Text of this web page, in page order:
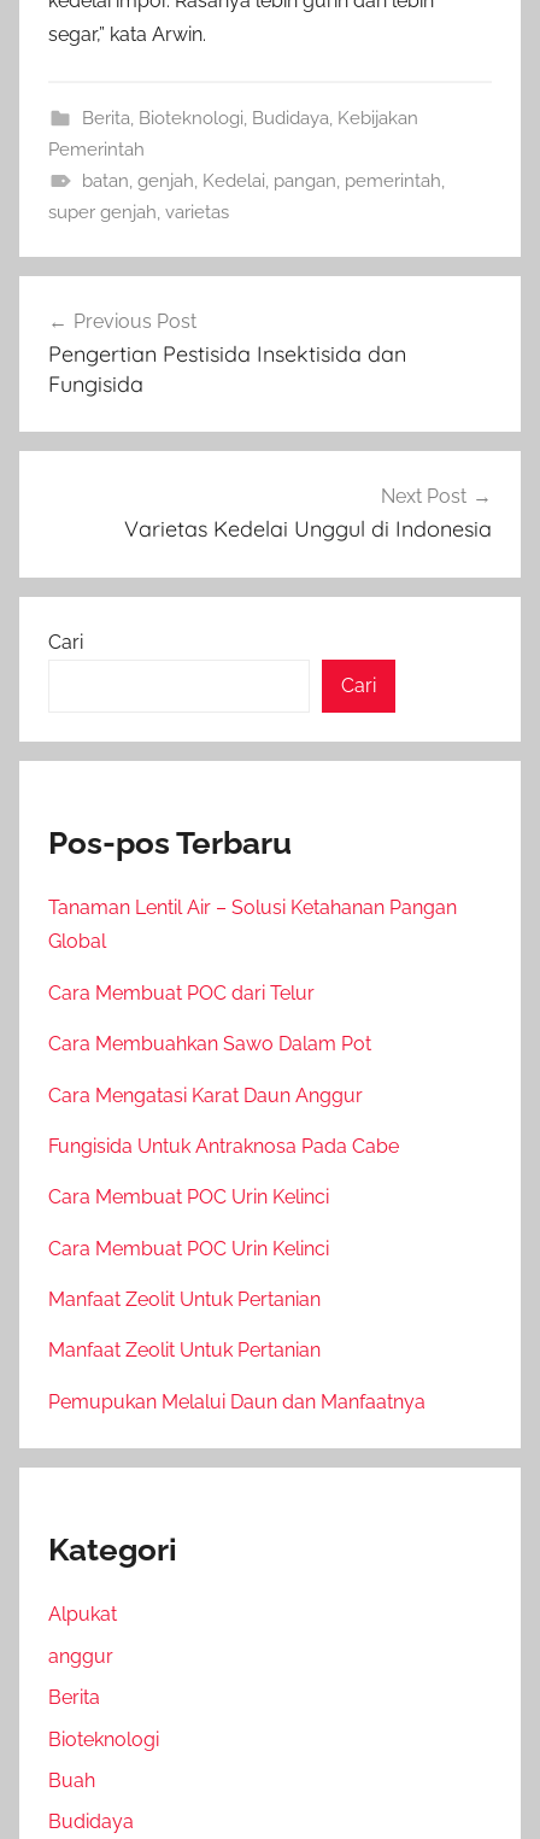
segar,” kata Arwin.
Berita Bioteknologi Budidaya Kebijakan
Pemerintah
batan genjah Kedelai pangan pemerintah
super genjah varietas
pos
Previous Post
Pengertian Pestisida Insektisida dan
Fungisida
Next Post
Varietas Kedelai Unggul di Indonesia
Cari
Cari
Pos-pos Terbaru
Tanaman Lentil Air – Solusi Ketahanan Pangan
Global
Cara Membuat POC dari Telur
Cara Membuahkan Sawo Dalam Pot
Cara Mengatasi Karat Daun Anggur
Fungisida Untuk Antraknosa Pada Cabe
Cara Membuat POC Urin Kelinci
Cara Membuat POC Urin Kelinci
Manfaat Zeolit Untuk Pertanian
Manfaat Zeolit Untuk Pertanian
Pemupukan Melalui Daun dan Manfaatnya
Kategori
Alpukat
anggur
Berita
Bioteknologi
Buah
Budidaya